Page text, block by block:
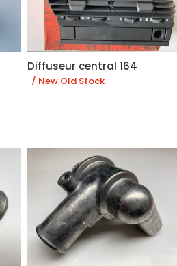
Diffuseur central 164
/ New Old Stock